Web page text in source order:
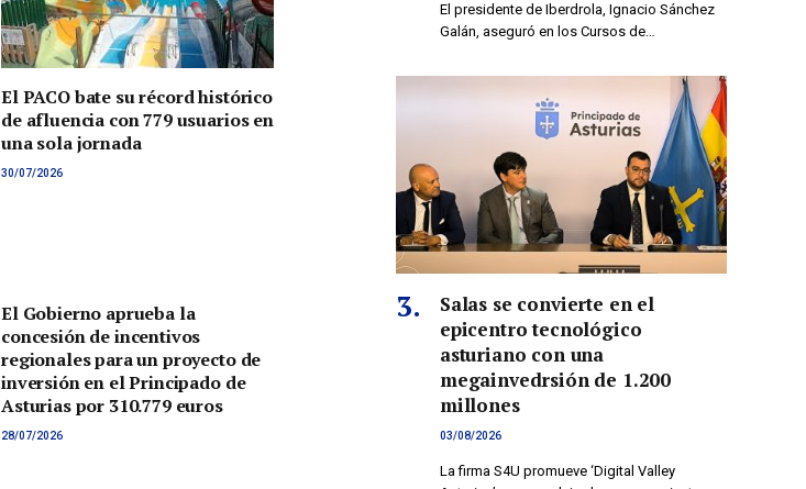
El PACO bate su récord histórico
de afluencia con 779 usuarios en
una sola jornada
30/07/2026
El Gobierno aprueba la
concesión de incentivos
regionales para un proyecto de
inversión en el Principado de
Asturias por 310.779 euros
28/07/2026
El presidente de Iberdrola, Ignacio Sánchez
Galán, aseguró en los Cursos de…
Salas se convierte en el
epicentro tecnológico
asturiano con una
megainvedrsión de 1.200
millones
03/08/2026
La firma S4U promueve ‘Digital Valley